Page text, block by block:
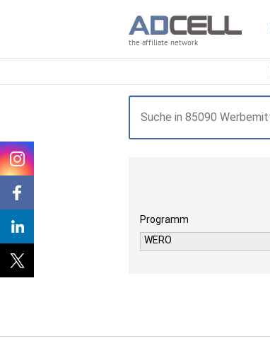
the affiliate network
Programm
WERO